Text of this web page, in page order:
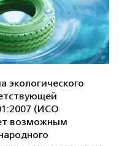
экологического
(ИСО
возможным